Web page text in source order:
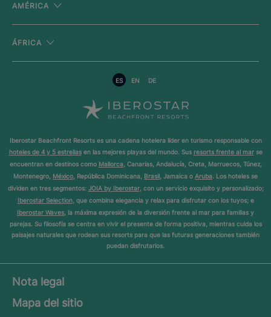
AMÉRICA
ÁFRICA
ES EN DE
Iberostar Beachfront Resorts es una cadena hotelera líder en turismo responsable con
hoteles de 4 y 5 estrellasen las mejores playas del mundo. Sus resorts frente al marse
encuentran en destinos como Mallorca, Canarias, Andalucía, Creta, Marruecos, Túnez,
Montenegro, México, República Dominicana, Brasil, Jamaica o Aruba. Los hoteles se
dividen en tres segmentos: JOIA by Iberostar, con un servicio exquisito y personalizado;
Iberostar Selection, que combina elegancia y relax para disfrutar con los tuyos; e
Iberostar Waves, la máxima expresión de la diversión frente al mar para familias y
parejas. Su filosofía se centra en vivir el presente de forma positiva, mientras cuida los
paisajes naturales que rodean sus resorts para que las futuras generaciones también
puedan disfrutarlos.
Nota legal
Mapa del sitio